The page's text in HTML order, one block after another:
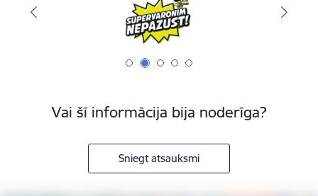
Vai šī informācija bija noderīga?
Sniegt atsauksmi